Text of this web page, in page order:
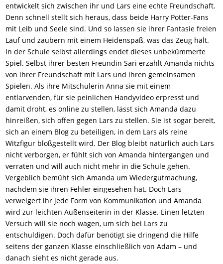
entwickelt sich zwischen ihr und Lars eine echte Freundschaft.
Denn schnell stellt sich heraus, dass beide Harry Potter-Fans
mit Leib und Seele sind. Und so lassen sie ihrer Fantasie freien
Lauf und zaubern mit einem Heidenspaß, was das Zeug hält.
In der Schule selbst allerdings endet dieses unbekümmerte
Spiel. Selbst ihrer besten Freundin Sari erzählt Amanda nichts
von ihrer Freundschaft mit Lars und ihren gemeinsamen
Spielen. Als ihre Mitschülerin Anna sie mit einem
entlarvenden, für sie peinlichen Handyvideo erpresst und
damit droht, es online zu stellen, lässt sich Amanda dazu
hinreißen, sich offen gegen Lars zu stellen. Sie ist sogar bereit,
sich an einem Blog zu beteiligen, in dem Lars als reine
Witzfigur bloßgestellt wird. Der Blog bleibt natürlich auch Lars
nicht verborgen, er fühlt sich von Amanda hintergangen und
verraten und will auch nicht mehr in die Schule gehen.
Vergeblich bemüht sich Amanda um Wiedergutmachung,
nachdem sie ihren Fehler eingesehen hat. Doch Lars
verweigert ihr jede Form von Kommunikation und Amanda
wird zur leichten Außenseiterin in der Klasse. Einen letzten
Versuch will sie noch wagen, um sich bei Lars zu
entschuldigen. Doch dafür benötigt sie dringend die Hilfe
seitens der ganzen Klasse einschließlich von Adam – und
danach sieht es nicht gerade aus.